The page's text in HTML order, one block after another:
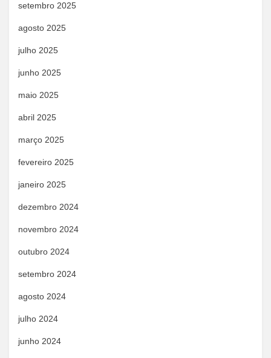
setembro 2025
agosto 2025
julho 2025
junho 2025
maio 2025
abril 2025
março 2025
fevereiro 2025
janeiro 2025
dezembro 2024
novembro 2024
outubro 2024
setembro 2024
agosto 2024
julho 2024
junho 2024